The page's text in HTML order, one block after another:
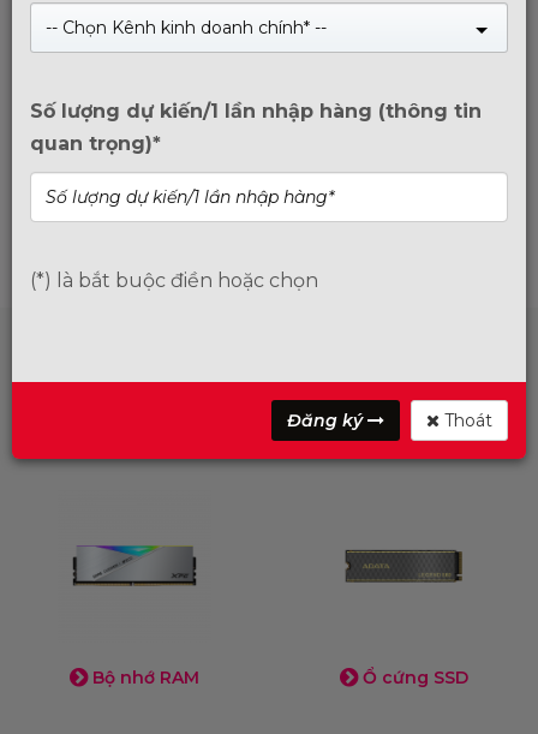
DANH MỤC SẢN PHẨM
Bộ nhớ RAM Ổ cứng SSD
-- Chọn Kênh kinh doanh chính* --
Số lượng dự kiến/1 lần nhập hàng (thông tin
quan trọng)*
(*) là bắt buộc điền hoặc chọn
Đăng ký Thoát